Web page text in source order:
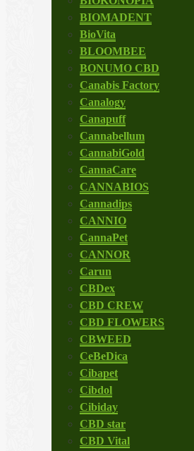
BIOMADENT
BioVita
BLOOMBEE
BONUMO CBD
Canabis Factory
Canalogy
Canapuff
Cannabellum
CannabiGold
CannaCare
CANNABIOS
Cannadips
CANNIO
CannaPet
CANNOR
Carun
CBDex
CBD CREW
CBD FLOWERS
CBWEED
CeBeDica
Cibapet
Cibdol
Cibiday
CBD star
CBD Vital